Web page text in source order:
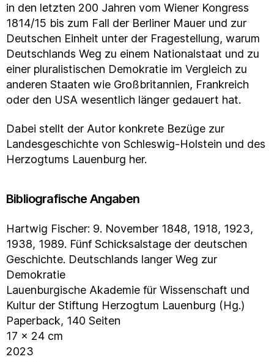
in den letzten 200 Jahren vom Wiener Kongress
1814/15 bis zum Fall der Berliner Mauer und zur
Deutschen Einheit unter der Fragestellung, warum
Deutschlands Weg zu einem Nationalstaat und zu
einer pluralistischen Demokratie im Vergleich zu
anderen Staaten wie Großbritannien, Frankreich
oder den USA wesentlich länger gedauert hat.
Dabei stellt der Autor konkrete Bezüge zur
Landesgeschichte von Schleswig-Holstein und des
Herzogtums Lauenburg her.
Bibliografische Angaben
Hartwig Fischer: 9. November 1848, 1918, 1923,
1938, 1989. Fünf Schicksalstage der deutschen
Geschichte. Deutschlands langer Weg zur
Demokratie
Lauenburgische Akademie für Wissenschaft und
Kultur der Stiftung Herzogtum Lauenburg (Hg.)
Paperback, 140 Seiten
17 x 24 cm
2023